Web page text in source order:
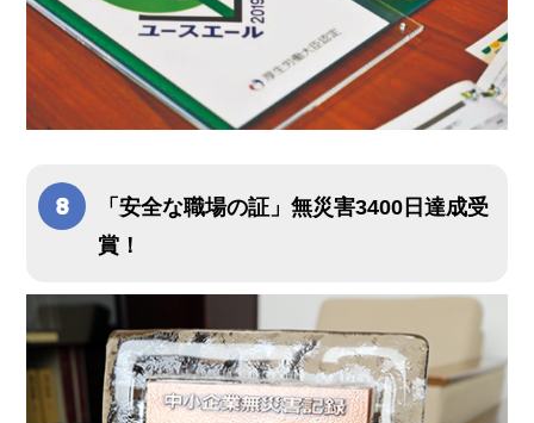
「安全な職場の証」無災害3400日達成受
賞！